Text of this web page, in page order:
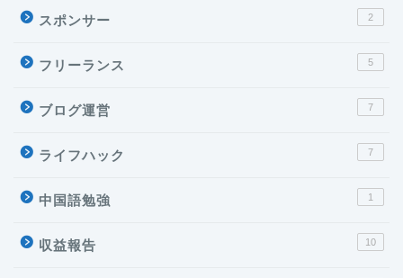
スポンサー 2
フリーランス 5
ブログ運営 7
ライフハック 7
中国語勉強 1
収益報告 10